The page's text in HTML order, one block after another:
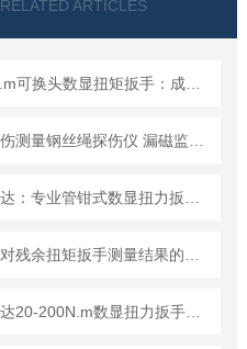
RELATED ARTICLES